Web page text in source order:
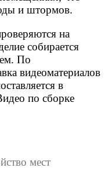
и штормов.
на
собирается
По
видеоматериалов
в
по сборке
мест